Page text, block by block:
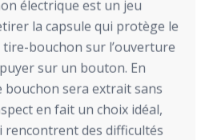
électrique est un jeu
la capsule qui protège le
bouchon sur l’ouverture
sur un bouton. En
bouchon sera extrait sans
en fait un choix idéal,
des difficultés